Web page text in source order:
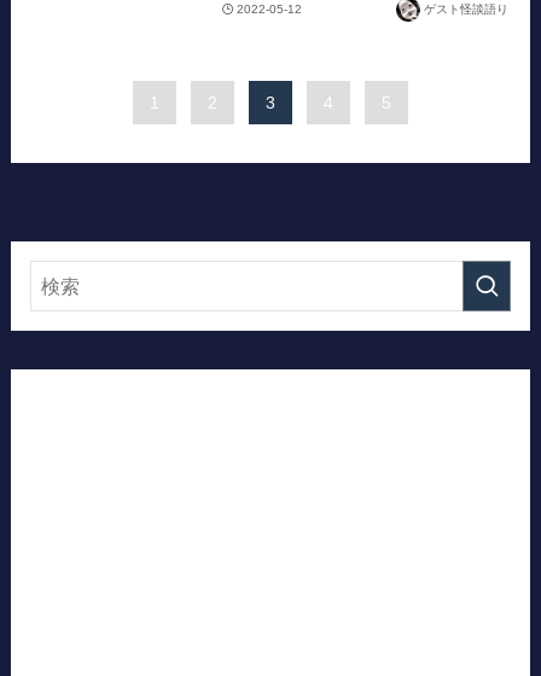
2022-05-12 ゲスト怪談語り
1 2 3 4 5